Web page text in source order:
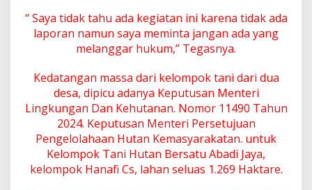
n
A
a
B
e
r
t
M
l
“ Saya tidak tahu ada kegiatan ini karena tidak ada
laporan namun saya meminta jangan ada yang
melanggar hukum,” Tegasnya.
Kedatangan massa dari kelompok tani dari dua
desa, dipicu adanya Keputusan Menteri
Lingkungan Dan Kehutanan. Nomor 11490 Tahun
2024. Keputusan Menteri Persetujuan
Pengelolahaan Hutan Kemasyarakatan. untuk
Kelompok Tani Hutan Bersatu Abadi Jaya,
kelompok Hanafi Cs, lahan seluas 1.269 Haktare.